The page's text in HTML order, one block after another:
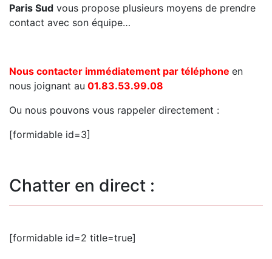
Paris Sud vous propose plusieurs moyens de prendre
contact avec son équipe…
Nous contacter immédiatement par téléphone en
nous joignant au 01.83.53.99.08
Ou nous pouvons vous rappeler directement :
[formidable id=3]
Chatter en direct :
[formidable id=2 title=true]